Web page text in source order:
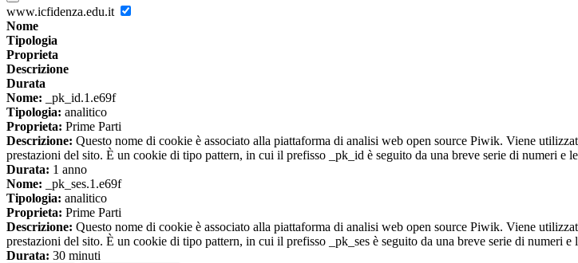
www.icfidenza.edu.it
Nome
Tipologia
Proprieta
Descrizione
Durata
Nome: _pk_id.1.e69f
Tipologia: analitico
Proprieta: Prime Parti
Descrizione: Questo nome di cookie è associato alla piattaforma di analisi web open source Piwik. Viene
prestazioni del sito. È un cookie di tipo pattern, in cui il prefisso _pk_id è seguito da una breve serie di numeri
Durata: 1 anno
Nome: _pk_ses.1.e69f
Tipologia: analitico
Proprieta: Prime Parti
Descrizione: Questo nome di cookie è associato alla piattaforma di analisi web open source Piwik. Viene
prestazioni del sito. È un cookie di tipo pattern, in cui il prefisso _pk_ses è seguito da una breve serie di numeri
Durata: 30 minuti